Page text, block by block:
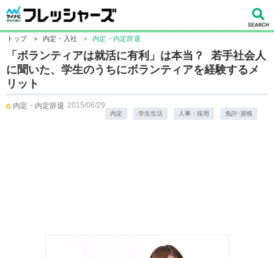
トップ > 内定・入社 > 内定・内定辞退
「ボランティアは就活に有利」は本当？ 若手社会人
に聞いた、学生のうちにボランティアを経験するメ
リット
内定・内定辞退 2015/06/29
内定 学生生活 人事・採用 免許･資格